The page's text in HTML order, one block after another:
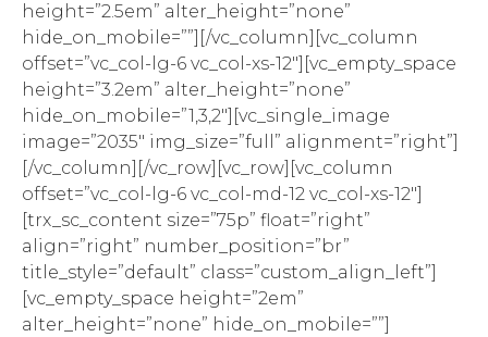
height=”2.5em” alter_height=”none”
hide_on_mobile=””][/vc_column][vc_column
offset=”vc_col-lg-6 vc_col-xs-12″][vc_empty_space
height=”3.2em” alter_height=”none”
hide_on_mobile=”1,3,2″][vc_single_image
image=”2035″ img_size=”full” alignment=”right”]
[/vc_column][/vc_row][vc_row][vc_column
offset=”vc_col-lg-6 vc_col-md-12 vc_col-xs-12″]
[trx_sc_content size=”75p” float=”right”
align=”right” number_position=”br”
title_style=”default” class=”custom_align_left”]
[vc_empty_space height=”2em”
alter_height=”none” hide_on_mobile=””]